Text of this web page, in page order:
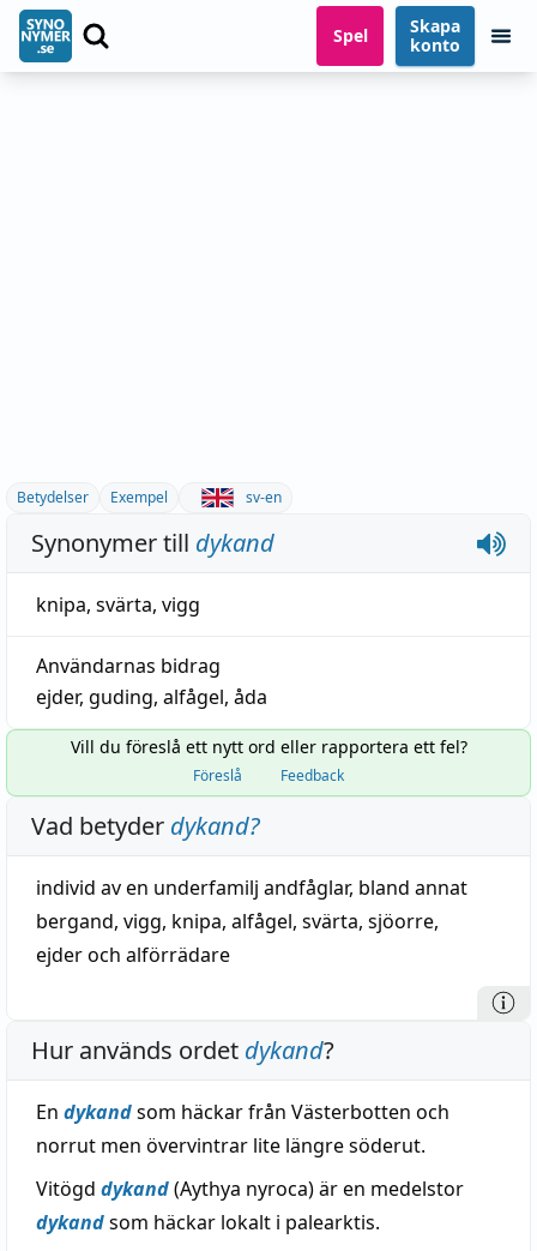
Spel
Skapa
konto
Betydelser Exempel sv-en
Synonymer till dykand
knipa, svärta, vigg
Användarnas bidrag
ejder, guding, alfågel, åda
Vill du föreslå ett nytt ord eller rapportera ett fel?
Föreslå Feedback
Vad betyder dykand?
individ av en underfamilj andfåglar, bland annat
bergand, vigg, knipa, alfågel, svärta, sjöorre,
ejderoch alförrädare
Hur används ordet dykand?
En dykandsom häckar från Västerbotten och
norrut men övervintrar lite längre söderut.
Vitögd dykand(Aythya nyroca) är en medelstor
dykandsom häckar lokalt i palearktis.